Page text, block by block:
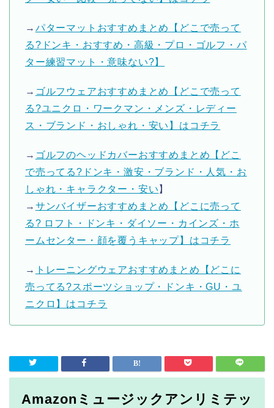
→ パターマットおすすめまとめ【どこで売って
る?ドンキ・おすすめ・高級・プロ・ゴルフ・パ
ター練習マット・意味ない?】
→ ゴルフウェアおすすめまとめ【どこで売って
る?ユニクロ・ワークマン・メンズ・レディー
ス・ブランド・おしゃれ・安い】はコチラ
→ ゴルフのヘッドカバーおすすめまとめ【どこ
で売ってる?ドンキ・激安・ブランド・人気・お
しゃれ・キャラクター・安い 】
→ サンバイザーおすすめまとめ【どこに売って
る? ロフト・ドンキ・ダイソー・カインズ・ホ
ームセンター・顔を覆うキャップ】はコチラ
→ トレーニングウェアおすすめまとめ【どこに
売ってる?スポーツショップ・ドンキ・GU・ユ
ニクロ】はコチラ
Amazonミュージックアンリミテッ